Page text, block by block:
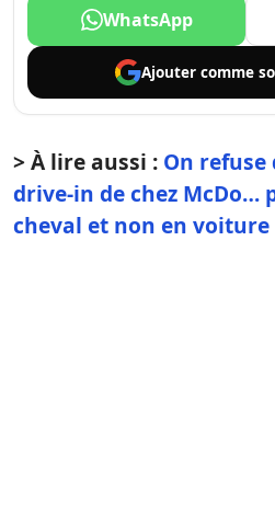
WhatsApp
Ajouter comme
> À lire aussi : On refuse
drive-in de chez McDo…
cheval et non en voiture